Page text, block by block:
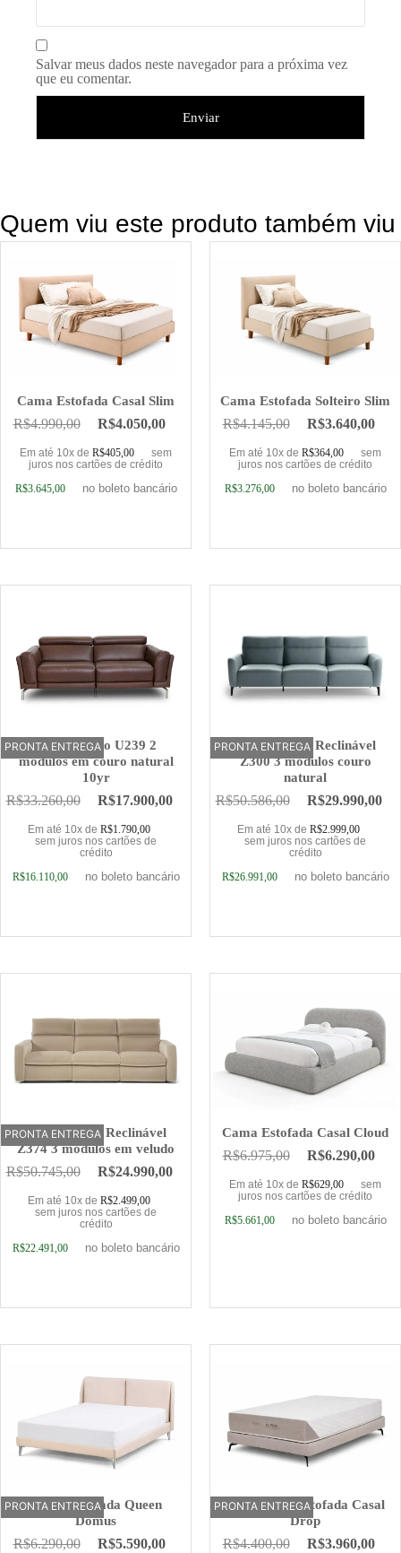
Salvar meus dados neste navegador para a próxima vez
que eu comentar.
Quem viu este produto também viu
Cama Estofada Casal Slim
R$4.990,00 R$4.050,00
Em até 10x de R$405,00
sem
juros nos cartões de crédito
R$3.645,00 no boleto bancário
Cama Estofada Solteiro Slim
R$4.145,00 R$3.640,00
Em até 10x de R$364,00
sem
juros nos cartões de crédito
R$3.276,00 no boleto bancário
OFERTA
PRONTA ENTREGA
Sofá Elétrico U239 2
módulos em couro natural
10yr
R$33.260,00 R$17.900,00
Em até 10x de R$1.790,00
sem juros nos cartões de
crédito
R$16.110,00 no boleto bancário
OFERTA
PRONTA ENTREGA
Sofá Elétrico Reclinável
Z300 3 módulos couro
natural
R$50.586,00 R$29.990,00
Em até 10x de R$2.999,00
sem juros nos cartões de
crédito
R$26.991,00 no boleto bancário
OFERTA
PRONTA ENTREGA
Sofá Elétrico Reclinável
Z374 3 módulos em veludo
R$50.745,00 R$24.990,00
Em até 10x de R$2.499,00
sem juros nos cartões de
crédito
R$22.491,00 no boleto bancário
Cama Estofada Casal Cloud
R$6.975,00 R$6.290,00
Em até 10x de R$629,00
sem
juros nos cartões de crédito
R$5.661,00 no boleto bancário
OFERTA
PRONTA ENTREGA
Cama Estofada Queen
Domus
R$6.290,00 R$5.590,00
PRONTA ENTREGA
Base Cama Estofada Casal
Drop
R$4.400,00 R$3.960,00